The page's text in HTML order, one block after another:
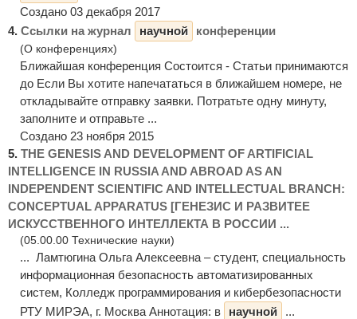
Создано 03 декабря 2017
4. Ссылки на журнал научной конференции
(О конференциях)
Ближайшая конференция Состоится - Статьи принимаются
до Если Вы хотите напечататься в ближайшем номере, не
откладывайте отправку заявки. Потратьте одну минуту,
заполните и отправьте ...
Создано 23 ноября 2015
5. THE GENESIS AND DEVELOPMENT OF ARTIFICIAL
INTELLIGENCE IN RUSSIA AND ABROAD AS AN
INDEPENDENT SCIENTIFIC AND INTELLECTUAL BRANCH:
CONCEPTUAL APPARATUS [ГЕНЕЗИС И РАЗВИТЕЕ
ИСКУССТВЕННОГО ИНТЕЛЛЕКТА В РОССИИ ...
(05.00.00 Технические науки)
... Ламтюгина Ольга Алексеевна – студент, специальность
информационная безопасность автоматизированных
систем, Колледж программирования и кибербезопасности
РТУ МИРЭА, г. Москва Аннотация: в
научной
...